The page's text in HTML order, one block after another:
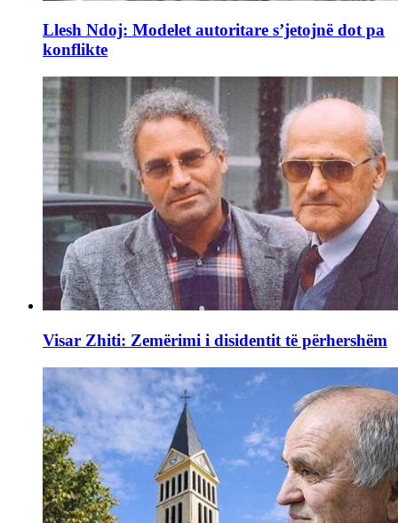
Llesh Ndoj: Modelet autoritare s’jetojnë dot pa
konflikte
Visar Zhiti: Zemërimi i disidentit të përhershëm